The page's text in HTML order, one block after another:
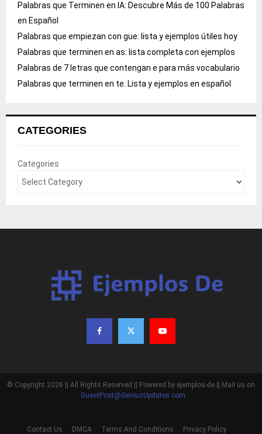
Palabras que Terminen en IA: Descubre Más de 100 Palabras
en Español
Palabras que empiezan con gue: lista y ejemplos útiles hoy
Palabras que terminen en as: lista completa con ejemplos
Palabras de 7 letras que contengan e para más vocabulario
Palabras que terminen en te: Lista y ejemplos en español
CATEGORIES
Categories
© Copyright 2026 || All Rights Reserved || Powered by ejemplos-de || Mail us on
: GuestPost@GeniusUpdates.com
Contact Us DMCA Terms And Conditions Privacy Policy